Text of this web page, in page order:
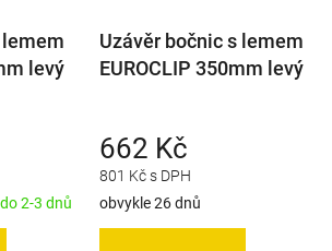
lemem
levý
2-3 dnů
Uzávěr bočnic s lemem
EUROCLIP 350mm levý
801 Kč s DPH
662 Kč
obvykle 26 dnů